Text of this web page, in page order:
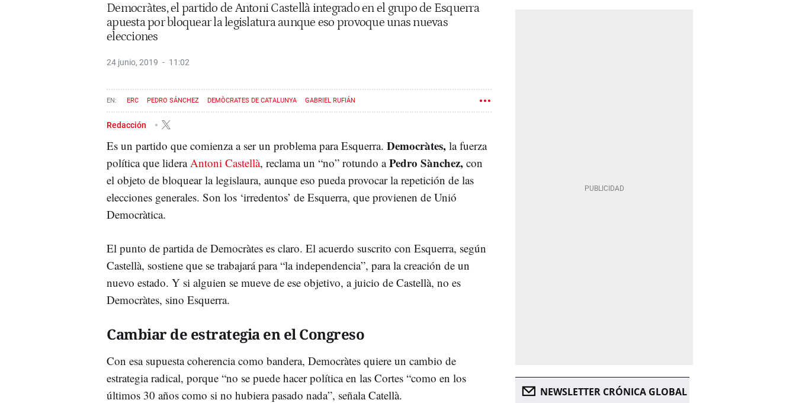
Democràtes, el partido de Antoni Castellà integrado en el grupo de Esquerra
apuesta por bloquear la legislatura aunque eso provoque unas nuevas
elecciones
24 junio, 2019 11:02
ERC PEDRO SÁNCHEZ DEMÒCRATES DE CATALUNYA GABRIEL RUFIÁN
Redacción
Es un partido que comienza a ser un problema para Esquerra. Democràtes, la fuerza
política que lidera Antoni Castellà, reclama un “no” rotundo aPedro Sànchez, con
el objeto de bloquear la legislaura, aunque eso pueda provocar la repetición de las
elecciones generales. Son los ‘irredentos’ de Esquerra, que provienen de Unió
Democràtica.
El punto de partida de Democràtes es claro. El acuerdo suscrito con Esquerra, según
Castellà, sostiene que se trabajará para “la independencia”, para la creación de un
nuevo estado. Y si alguien se mueve de ese objetivo, a juicio de Castellà, no es
Democràtes, sino Esquerra.
Cambiar de estrategia en el Congreso
Con esa supuesta coherencia como bandera, Democràtes quiere un cambio de
estrategia radical, porque “no se puede hacer política en las Cortes “como en los
últimos 30 años como si no hubiera pasado nada”, señala Catellà.
NEWSLETTER CRÓNICA GLOBAL